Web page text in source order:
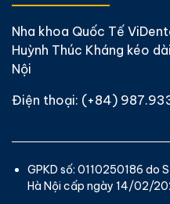
Nha khoa Quốc Tế
Huỳnh Thúc Kháng kéo
Nội
Điện thoại: (+84)
GPKD số: 0110250186 do
Hà Nội cấp ngày 14/02/